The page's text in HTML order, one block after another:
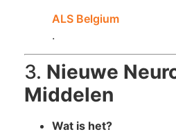
ALS Belgium
.
3. Nieuwe
Middelen
Wat is het?